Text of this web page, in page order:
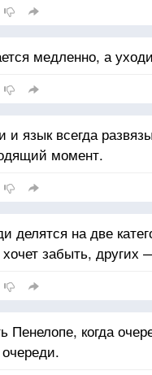
медленно, а
и язык всегда
момент.
делятся на две
хочет забыть, других
Пенелопе, когда